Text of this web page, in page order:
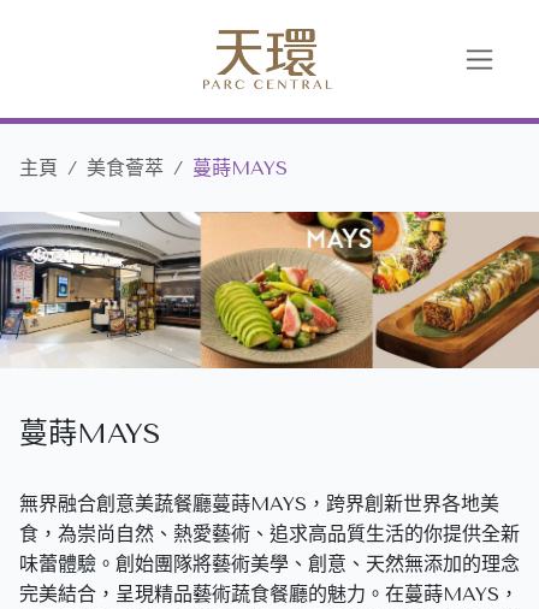
主頁 美食薈萃 蔓蒔MAYS
蔓蒔MAYS
無界融合創意美蔬餐廳蔓蒔MAYS，跨界創新世界各地美
食，為崇尚自然、熱愛藝術、追求高品質生活的你提供全新
味蕾體驗。創始團隊將藝術美學、創意、天然無添加的理念
完美結合，呈現精品藝術蔬食餐廳的魅力。在蔓蒔MAYS，